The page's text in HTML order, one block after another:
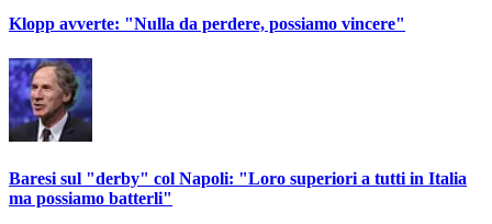
Klopp avverte: "Nulla da perdere, possiamo vincere"
Baresi sul "derby" col Napoli: "Loro superiori a tutti in Italia
ma possiamo batterli"